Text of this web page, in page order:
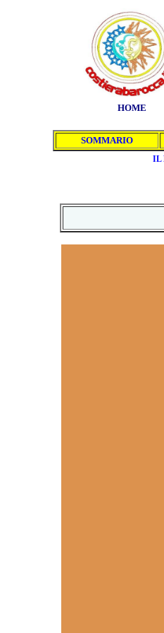
HOME
SOMMARIO
IL